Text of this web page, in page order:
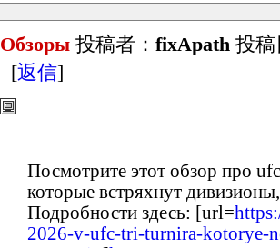
Обзоры 投稿者： fixApath 投稿
[返信]
Посмотрите этот обзор про
которые встряхнут
Подробности здесь: [url=
2026-v-ufc-tri-turnira-kotorye-